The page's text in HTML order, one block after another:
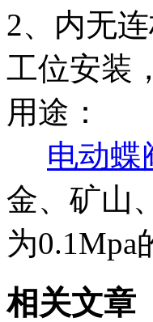
2、内无
工位安装
用途：
电动蝶
金、矿山
为
相关文章